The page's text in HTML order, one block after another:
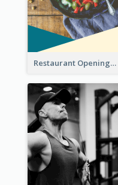
Restaurant Opening Food Ordering Discount Wide Skyscraper Banner